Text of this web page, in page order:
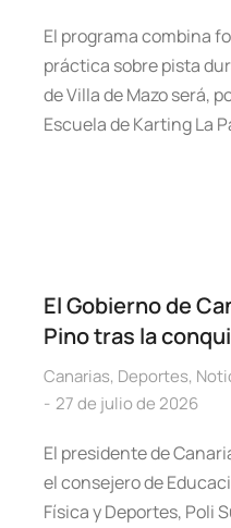
El programa combina
práctica sobre pista
de Villa de Mazo será,
Escuela de Karting La
El Gobierno de
Pino tras la
Canarias, Deportes,
27 de julio de 2026
El presidente de
el consejero de
Física y Deportes, Poli